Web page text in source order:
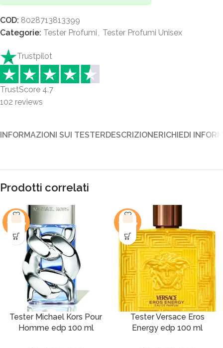
COD: 8028713813399
Categorie: Tester Profumi Tester Profumi Unisex
Trustpilot
TrustScore 4.7
102 reviews
INFORMAZIONI SUI TESTERDESCRIZIONERICHIEDI
Prodotti correlati
-48%
Tester Michael Kors Pour
Homme edp 100 ml
-44%
Tester Versace Eros
Energy edp 100 ml